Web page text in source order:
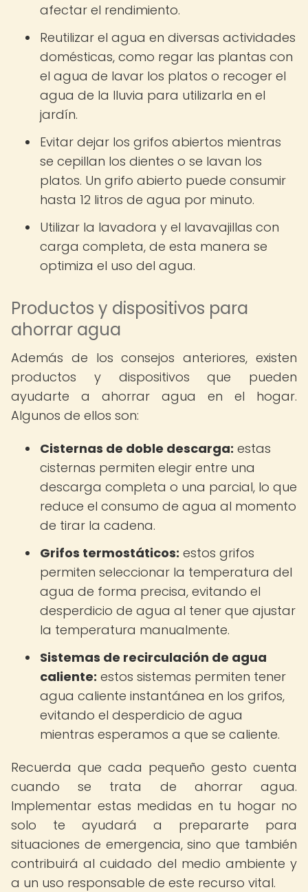
afectar el rendimiento.
Reutilizar el agua en diversas actividades
domésticas, como regar las plantas con
el agua de lavar los platos o recoger el
agua de la lluvia para utilizarla en el
jardín.
Evitar dejar los grifos abiertos mientras
se cepillan los dientes o se lavan los
platos. Un grifo abierto puede consumir
hasta 12 litros de agua por minuto.
Utilizar la lavadora y el lavavajillas con
carga completa, de esta manera se
optimiza el uso del agua.
Productos y dispositivos para
ahorrar agua
Además de los consejos anteriores, existen
productos y dispositivos que pueden
ayudarte a ahorrar agua en el hogar.
Algunos de ellos son:
Cisternas de doble descarga: estas
cisternas permiten elegir entre una
descarga completa o una parcial, lo que
reduce el consumo de agua al momento
de tirar la cadena.
Grifos termostáticos: estos grifos
permiten seleccionar la temperatura del
agua de forma precisa, evitando el
desperdicio de agua al tener que ajustar
la temperatura manualmente.
Sistemas de recirculación de agua
caliente: estos sistemas permiten tener
agua caliente instantánea en los grifos,
evitando el desperdicio de agua
mientras esperamos a que se caliente.
Recuerda que cada pequeño gesto cuenta
cuando se trata de ahorrar agua.
Implementar estas medidas en tu hogar no
solo te ayudará a prepararte para
situaciones de emergencia, sino que también
contribuirá al cuidado del medio ambiente y
a un uso responsable de este recurso vital.